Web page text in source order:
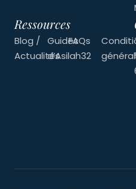
Ressources
Blog /
Actualités
Guides
d’Asilah32
FAQs